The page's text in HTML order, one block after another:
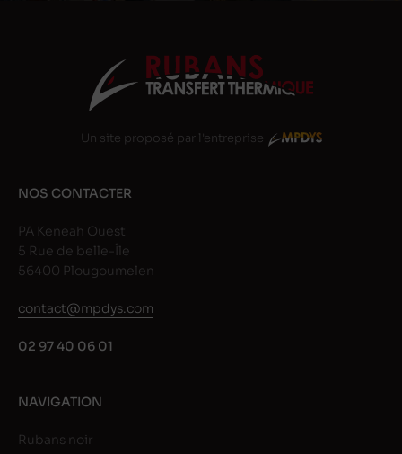
Un site proposé par l'entreprise
NOS CONTACTER
PA Keneah Ouest
5 Rue de belle-Île
56400 Plougoumelen
contact@mpdys.com
02 97 40 06 01
NAVIGATION
Rubans noir